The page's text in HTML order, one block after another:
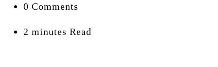
0 Comments
2 minutes Read